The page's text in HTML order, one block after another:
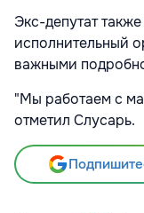
Экс-депутат
исполнительный
важными
"Мы работаем с
отметил Слусарь.